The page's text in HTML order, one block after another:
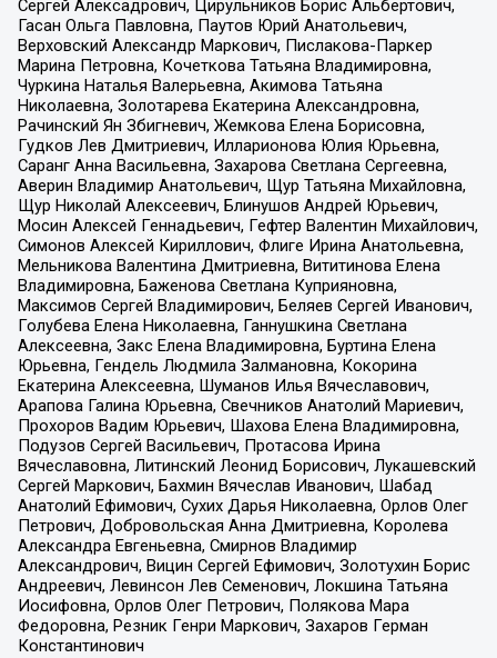
Сергей Алексадрович, Цирульников Борис Альбертович,
Гасан Ольга Павловна, Паутов Юрий Анатольевич,
Верховский Александр Маркович, Пислакова-Паркер
Марина Петровна, Кочеткова Татьяна Владимировна,
Чуркина Наталья Валерьевна, Акимова Татьяна
Николаевна, Золотарева Екатерина Александровна,
Рачинский Ян Збигневич, Жемкова Елена Борисовна,
Гудков Лев Дмитриевич, Илларионова Юлия Юрьевна,
Саранг Анна Васильевна, Захарова Светлана Сергеевна,
Аверин Владимир Анатольевич, Щур Татьяна Михайловна,
Щур Николай Алексеевич, Блинушов Андрей Юрьевич,
Мосин Алексей Геннадьевич, Гефтер Валентин Михайлович,
Симонов Алексей Кириллович, Флиге Ирина Анатольевна,
Мельникова Валентина Дмитриевна, Вититинова Елена
Владимировна, Баженова Светлана Куприяновна,
Максимов Сергей Владимирович, Беляев Сергей Иванович,
Голубева Елена Николаевна, Ганнушкина Светлана
Алексеевна, Закс Елена Владимировна, Буртина Елена
Юрьевна, Гендель Людмила Залмановна, Кокорина
Екатерина Алексеевна, Шуманов Илья Вячеславович,
Арапова Галина Юрьевна, Свечников Анатолий Мариевич,
Прохоров Вадим Юрьевич, Шахова Елена Владимировна,
Подузов Сергей Васильевич, Протасова Ирина
Вячеславовна, Литинский Леонид Борисович, Лукашевский
Сергей Маркович, Бахмин Вячеслав Иванович, Шабад
Анатолий Ефимович, Сухих Дарья Николаевна, Орлов Олег
Петрович, Добровольская Анна Дмитриевна, Королева
Александра Евгеньевна, Смирнов Владимир
Александрович, Вицин Сергей Ефимович, Золотухин Борис
Андреевич, Левинсон Лев Семенович, Локшина Татьяна
Иосифовна, Орлов Олег Петрович, Полякова Мара
Федоровна, Резник Генри Маркович, Захаров Герман
Константинович